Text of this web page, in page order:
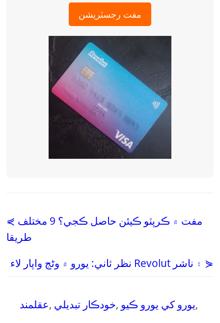
مفت رجسٽريشن
⋞ مفت ۾ ڪرپٽو ڪيئن حاصل ڪجي؟ 9 مختلف
طريقا
نظر ثاني: يورو ۾ وڻج واپار لاء Revolut ۽ ناشر ⋟
عقلمند, خودڪار تبديلي, يورو کي يورو ڪيو,